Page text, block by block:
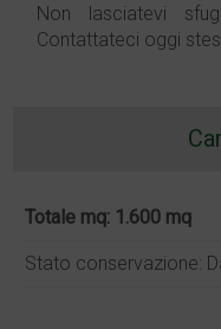
Non lasciatevi
Contattateci oggi
Totale mq: 1.600 mq
Stato conservazione: